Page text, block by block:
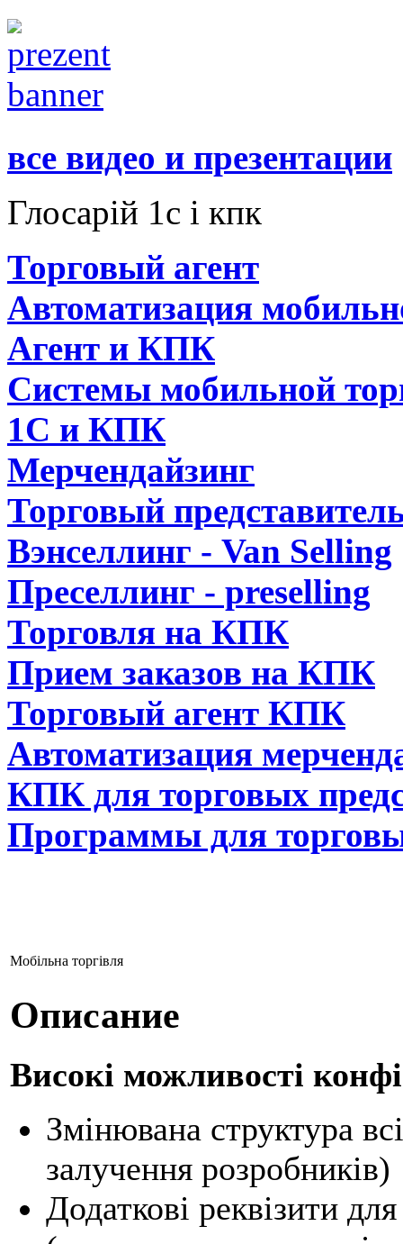
все видео и презентации
Глосарій 1с і кпк
Торговый агент
Автоматизация
Агент и КПК
Системы мобильной
1C и КПК
Мерчендайзинг
Торговый
Вэнселлинг - Van Selling
Преселлинг - preselling
Торговля на КПК
Прием заказов на КПК
Торговый агент КПК
Автоматизация
КПК для торговых
Программы для
Мобільна торгівля
Описание
Високі можливості
Змінювана структура
залучення розробників)
Додаткові реквізити